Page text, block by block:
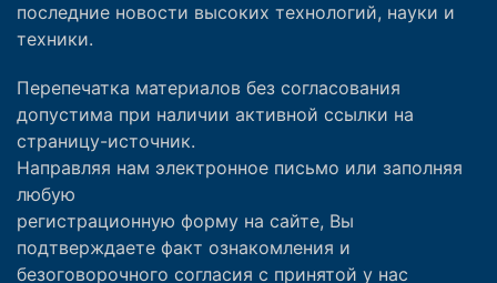
последние новости высоких технологий, науки и
техники.
Перепечатка материалов без согласования
допустима при наличии активной ссылки на
страницу-источник.
Направляя нам электронное письмо или заполняя
любую
регистрационную форму на сайте, Вы
подтверждаете факт ознакомления и
безоговорочного согласия с принятой у нас